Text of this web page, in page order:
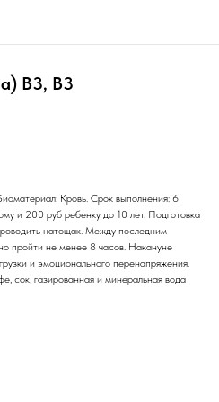
В3, B3
Кровь. Срок выполнения: 6
и 200 руб ребенку до 10 лет. Подготовка
натощак. Между последним
пройти не менее 8 часов. Накануне
и эмоционального перенапряжения.
сок, газированная и минеральная вода